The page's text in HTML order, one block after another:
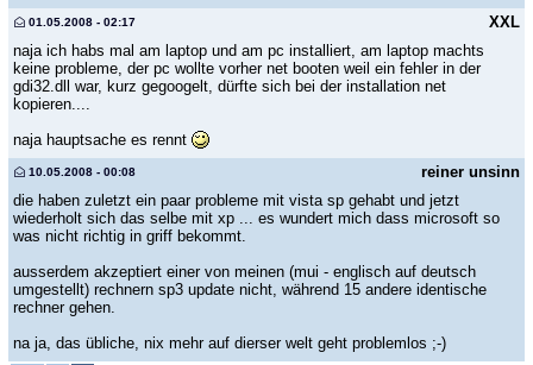
XXL
01.05.2008 - 02:17
naja ich habs mal am laptop und am pc installiert, am laptop machts
keine probleme, der pc wollte vorher net booten weil ein fehler in der
gdi32.dll war, kurz gegoogelt, dürfte sich bei der installation net
kopieren....
naja hauptsache es rennt
reiner unsinn
10.05.2008 - 00:08
die haben zuletzt ein paar probleme mit vista sp gehabt und jetzt
wiederholt sich das selbe mit xp ... es wundert mich dass microsoft so
was nicht richtig in griff bekommt.
ausserdem akzeptiert einer von meinen (mui - englisch auf deutsch
umgestellt) rechnern sp3 update nicht, während 15 andere identische
rechner gehen.
na ja, das übliche, nix mehr auf dierser welt geht problemlos ;-)